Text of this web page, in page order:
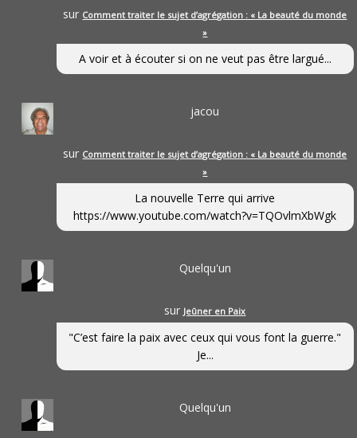
sur Comment traiter le sujet d’agrégation : « La beauté du monde
»
A voir et à écouter si on ne veut pas être largué...
jacou
sur Comment traiter le sujet d’agrégation : « La beauté du monde
»
La nouvelle Terre qui arrive
https://www.youtube.com/watch?v=TQOvlmXbWgk
Quelqu'un
sur Jeûner en Paix
"C’est faire la paix avec ceux qui vous font la guerre."
Je...
Quelqu'un